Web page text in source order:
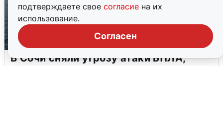
подтверждаете свое согласие на их
использование.
Согласен
В Сочи сняли угрозу атаки БПЛА,